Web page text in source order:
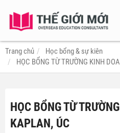
Trang chủ
Học bổng & sự kiên
HỌC BỔNG TỪ TRƯỜNG KINH
HỌC BỔNG TỪ
KAPLAN, ÚC